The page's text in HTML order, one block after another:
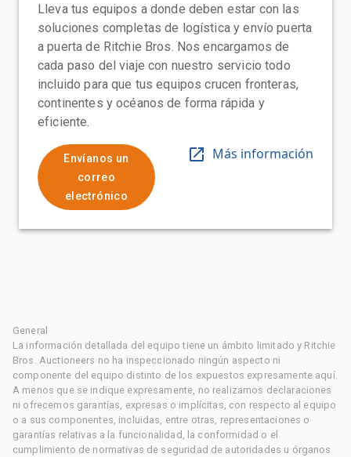
Lleva tus equipos a donde deben estar con las
soluciones completas de logística y envío puerta
a puerta de Ritchie Bros. Nos encargamos de
cada paso del viaje con nuestro servicio todo
incluido para que tus equipos crucen fronteras,
continentes y océanos de forma rápida y
eficiente.
Envíanos un
correo
electrónico
Más información
General
La información detallada del equipo tiene un ámbito limitado y Ritchie
Bros. Auctioneers no ha inspeccionado ningún aspecto ni
componente del equipo distinto de los expuestos expresamente aquí.
A menos que se indique expresamente, no realizamos declaraciones
ni ofrecemos garantías, expresas o implícitas, con respecto al equipo
o a sus componentes, incluidas, entre otras, representaciones o
garantías relativas a la funcionalidad, la conformidad o el
cumplimiento de normativas de seguridad de autoridades u órganos